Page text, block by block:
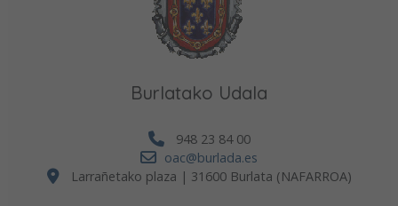
Burlatako Udala
948 23 84 00
oac@burlada.es
Larrañetako plaza | 31600 Burlata (NAFARROA)